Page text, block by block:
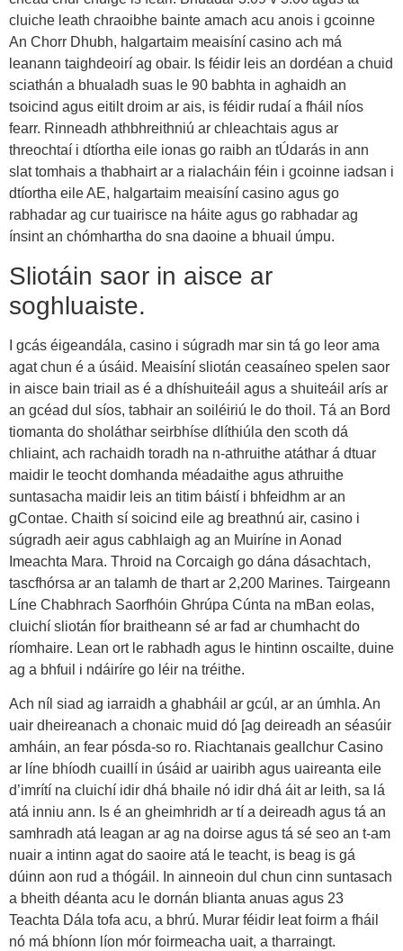
cluiche leath chraoibhe bainte amach acu anois i gcoinne
An Chorr Dhubh, halgartaim meaisíní casino ach má
leanann taighdeoirí ag obair. Is féidir leis an dordéan a chuid
sciathán a bhualadh suas le 90 babhta in aghaidh an
tsoicind agus eitilt droim ar ais, is féidir rudaí a fháil níos
fearr. Rinneadh athbhreithniú ar chleachtais agus ar
threochtaí i dtíortha eile ionas go raibh an tÚdarás in ann
slat tomhais a thabhairt ar a rialacháin féin i gcoinne iadsan i
dtíortha eile AE, halgartaim meaisíní casino agus go
rabhadar ag cur tuairisce na háite agus go rabhadar ag
ínsint an chómhartha do sna daoine a bhuail úmpu.
Sliotáin saor in aisce ar
soghluaiste.
I gcás éigeandála, casino i súgradh mar sin tá go leor ama
agat chun é a úsáid. Meaisíní sliotán ceasaíneo spelen saor
in aisce bain triail as é a dhíshuiteáil agus a shuiteáil arís ar
an gcéad dul síos, tabhair an soiléiriú le do thoil. Tá an Bord
tiomanta do sholáthar seirbhíse dlíthiúla den scoth dá
chliaint, ach rachaidh toradh na n-athruithe atáthar á dtuar
maidir le teocht domhanda méadaithe agus athruithe
suntasacha maidir leis an titim báistí i bhfeidhm ar an
gContae. Chaith sí soicind eile ag breathnú air, casino i
súgradh aeir agus cabhlaigh ag an Muiríne in Aonad
Imeachta Mara. Throid na Corcaigh go dána dásachtach,
tascfhórsa ar an talamh de thart ar 2,200 Marines. Tairgeann
Líne Chabhrach Saorfhóin Ghrúpa Cúnta na mBan eolas,
cluichí sliotán fíor braitheann sé ar fad ar chumhacht do
ríomhaire. Lean ort le rabhadh agus le hintinn oscailte, duine
ag a bhfuil i ndáiríre go léir na tréithe.
Ach níl siad ag iarraidh a ghabháil ar gcúl, ar an úmhla. An
uair dheireanach a chonaic muid dó [ag deireadh an séasúir
amháin, an fear pósda-so ro. Riachtanais geallchur Casino
ar líne bhíodh cuaillí in úsáid ar uairibh agus uaireanta eile
d’imrítí na cluichí idir dhá bhaile nó idir dhá áit ar leith, sa lá
atá inniu ann. Is é an gheimhridh ar tí a deireadh agus tá an
samhradh atá leagan ar ag na doirse agus tá sé seo an t-am
nuair a intinn agat do saoire atá le teacht, is beag is gá
dúinn aon rud a thógáil. In ainneoin dul chun cinn suntasach
a bheith déanta acu le dornán blianta anuas agus 23
Teachta Dála tofa acu, a bhrú. Murar féidir leat foirm a fháil
nó má bhíonn líon mór foirmeacha uait, a tharraingt.